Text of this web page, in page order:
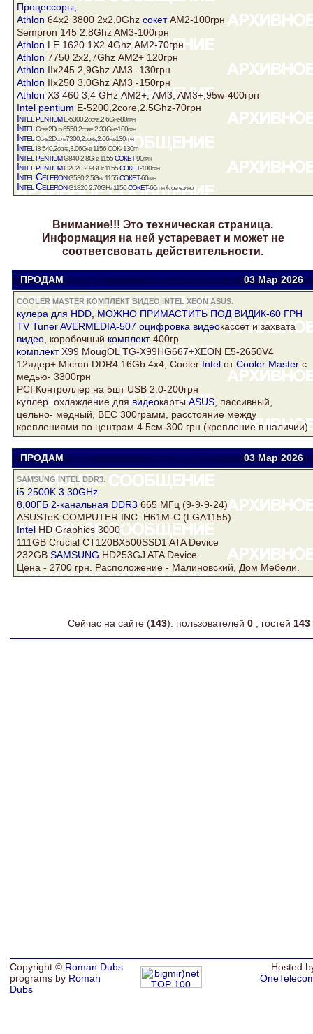
Процессоры;
Athlon 64х2 3800 2х2,0Ghz сокетАМ2-100грн
Sempron 145 2.8Ghz AM3-100грн
AthlonLE 1620 1Х2.4Ghz АМ2-70грн
Athlon 7750 2х2,7Ghz АМ2+ 120грн
Athlon IIх245 2,9Ghz АМ3 -130грн
Athlon IIх250 3,0Ghz АМ3 -150грн
AthlonX3 460 3,4 GHz АМ2+, AM3, AM3+,95w-400грн
Intel pentium E-5200,2core,2.5Ghz-70грн
Intel pentiumE-5300,2core,2.6Ghz-80грн
Intel Core2Duo 6550,2core,2.33Ghz-100грн
IntelCore2Duo е7300,2core,2.66hz-130грн
Intel I3 540,2core,3.06Ghz 1156 СОК- 130гр
Intel pentiumG840 2.8Ghz 1155сокет-90грн
Intel pentiumG2020 2.9GHz 1155сокет-100грн
Intel CeleronG530 2.5Ghz 1155сокет-60грн
IntelCeleronG1820 2.70GHz 1150сокет-60грн /n обрезано
Внимание!!! Это техническая страница.
Информация на ней устаревает и может не
соответсвовать действительности.
ПРОДАМ ксанти motuz.1976@mail.ru 03 Мар2026
COOLER MASTER КОМПЛЕКТ ВИДЕО INTEL XEON ASUS.
кулера для HDD, МОЖНО ПРИМАСТИТЬ ПОД ВИДИК-60 ГРН
TV Tuner AVERMEDIA-507 оцифровка видеокассет и захвата
видео , коробочный комплект-400гр
комплектX99 MougOL TG-X99HG667+XEON E5-2650V4
12ядер+ Micron DDR4 16Gb 4х4, Cooler Intel отCooler Master с
медью- 3300грн
PCI Контроллер на 5шт USB 2.0-200грн
куллер. охлаждение длявидеокартыASUS , пассивный,
цельно- медный, ВЕС 300грамм, расстояние между
креплениями по центрам 4.5см-300 грн (крепление в наличии)
ПРОДАМ xinj xinj@yandex.ru 03 Мар2026
SAMSUNG INTEL DDR3.
i5 2500K 3.30GHz
8,00ГБ 2-канальная DDR3 665 МГц (9-9-9-24)
ASUSTeK COMPUTER INC. H61M-C (LGA1155)
IntelHD Graphics 3000
111GB Crucial CT120BX500SSD1 ATA Device
232GB SAMSUNG HD253GJ ATA Device
Цена - 2700 грн. Расположение - Малиновский, Дом Мебели.
Сейчас на сайте (143): пользователей 0 , гостей 143
Copyright © Roman Dubs
programs by Roman
Dubs
Hosted